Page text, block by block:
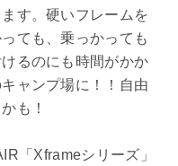
す。硬いフレームを
ても、乗っかっても
るのにも時間がかか
ャンプ場に！！自由
も！
「Xframeシリーズ」